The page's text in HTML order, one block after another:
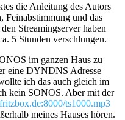
die Anleitung des Autors
Feinabstimmung und das
Streamingserver haben
5 Stunden verschlungen.
im ganzen Haus zu
eine DYNDNS Adresse
ich das auch gleich im
kein SONOS. Aber mit der
ts1000.mp3
meines Hauses hören.